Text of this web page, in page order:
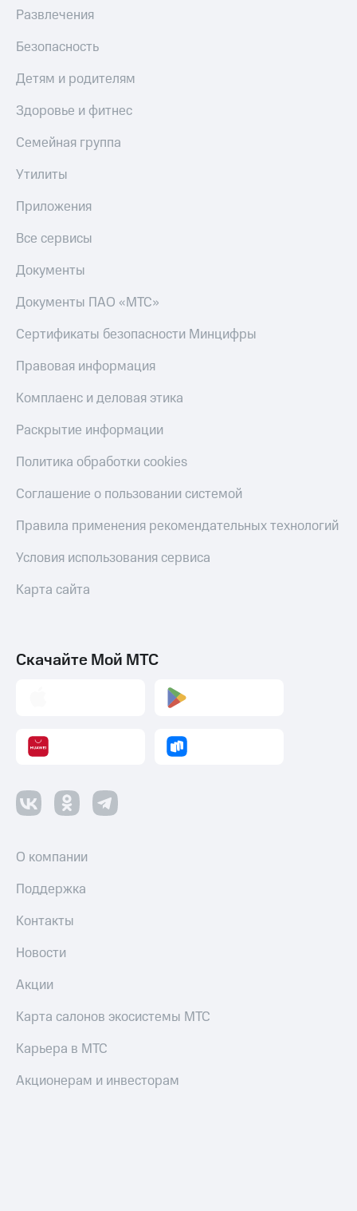
Развлечения
Безопасность
Детям и родителям
Здоровье и фитнес
Семейная группа
Утилиты
Приложения
Все сервисы
Документы
Документы ПАО «МТС»
Сертификаты безопасности Минцифры
Правовая информация
Комплаенс и деловая этика
Раскрытие информации
Политика обработки cookies
Соглашение о пользовании системой
Правила применения рекомендательных технологий
Условия использования сервиса
Карта сайта
Скачайте Мой МТС
О компании
Поддержка
Контакты
Новости
Акции
Карта салонов экосистемы МТС
Карьера в МТС
Акционерам и инвесторам